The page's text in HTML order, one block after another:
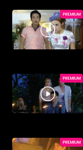
PREMIUM
PREMIUM
PREMIUM